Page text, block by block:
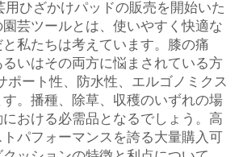
用ひざかけパッドの販売を開始いた
芸ツールとは、使いやすく快適な
私たちは考えています。膝の痛
いはその両方に悩まされている方
ポート性、防水性、エルゴノミクス
。播種、除草、収穫のいずれの場
おける必需品となるでしょう。高
パフォーマンスを誇る大量購入可